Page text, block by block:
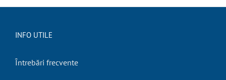
INFO UTILE
Întrebări frecvente